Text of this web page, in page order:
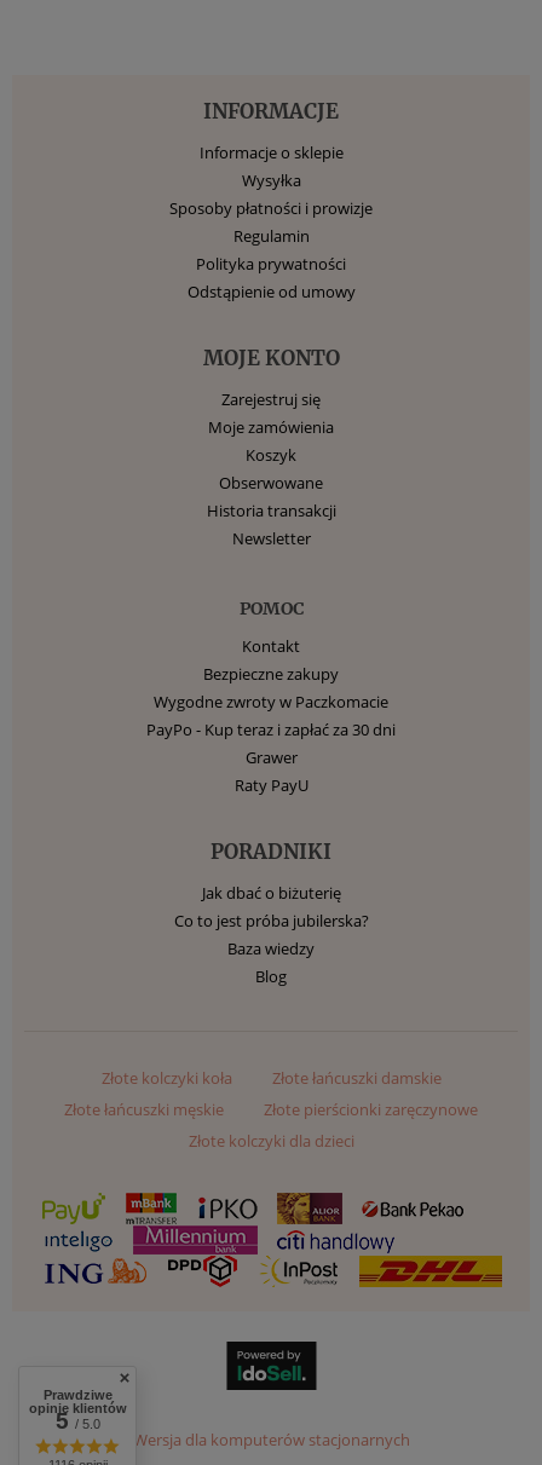
INFORMACJE
Informacje o sklepie
Wysyłka
Sposoby płatności i prowizje
Regulamin
Polityka prywatności
Odstąpienie od umowy
MOJE KONTO
Zarejestruj się
Moje zamówienia
Koszyk
Obserwowane
Historia transakcji
Newsletter
POMOC
Kontakt
Bezpieczne zakupy
Wygodne zwroty w Paczkomacie
PayPo - Kup teraz i zapłać za 30 dni
Grawer
Raty PayU
PORADNIKI
Jak dbać o biżuterię
Co to jest próba jubilerska?
Baza wiedzy
Blog
Złote kolczyki koła
Złote łańcuszki damskie
Złote łańcuszki męskie
Złote pierścionki zaręczynowe
Złote kolczyki dla dzieci
Wersja dla komputerów stacjonarnych
Prawdziwe
opinie klientów
5/ 5.0